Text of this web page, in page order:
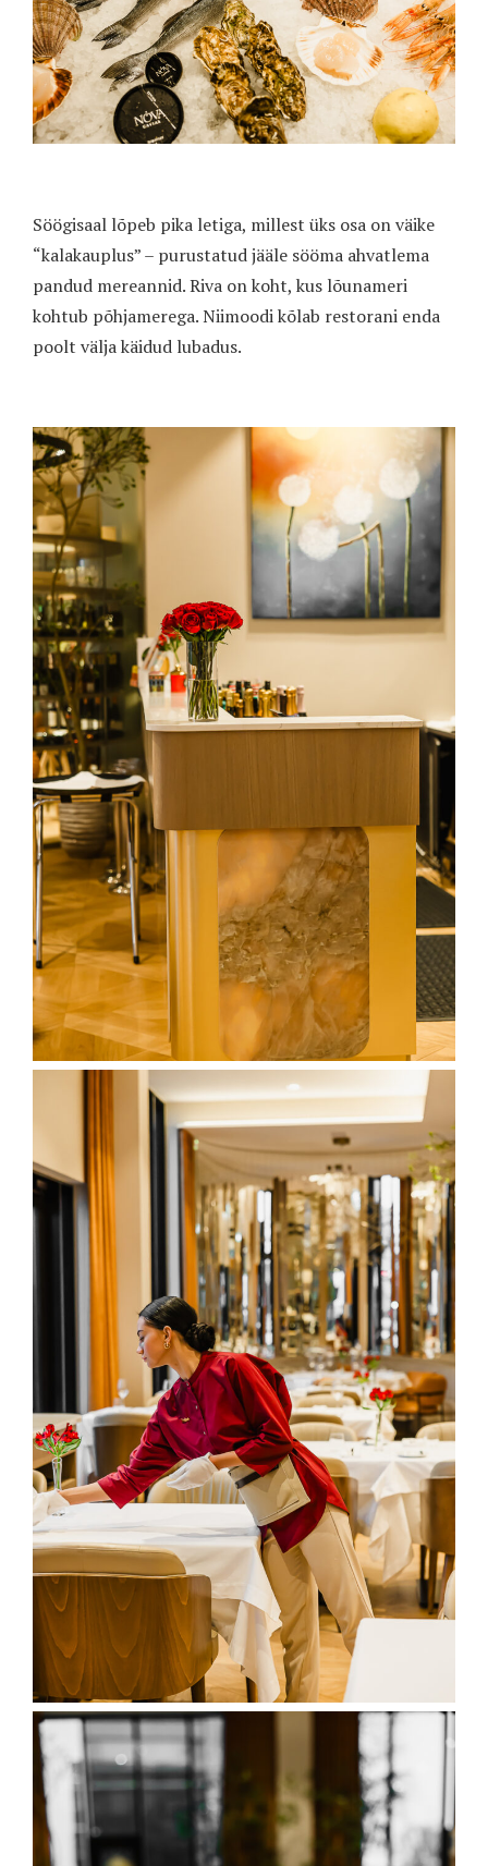
Söögisaal lõpeb pika letiga, millest üks osa on väike
“kalakauplus” – purustatud jääle sööma ahvatlema
pandud mereannid. Riva on koht, kus lõunameri
kohtub põhjamerega. Niimoodi kõlab restorani enda
poolt välja käidud lubadus.